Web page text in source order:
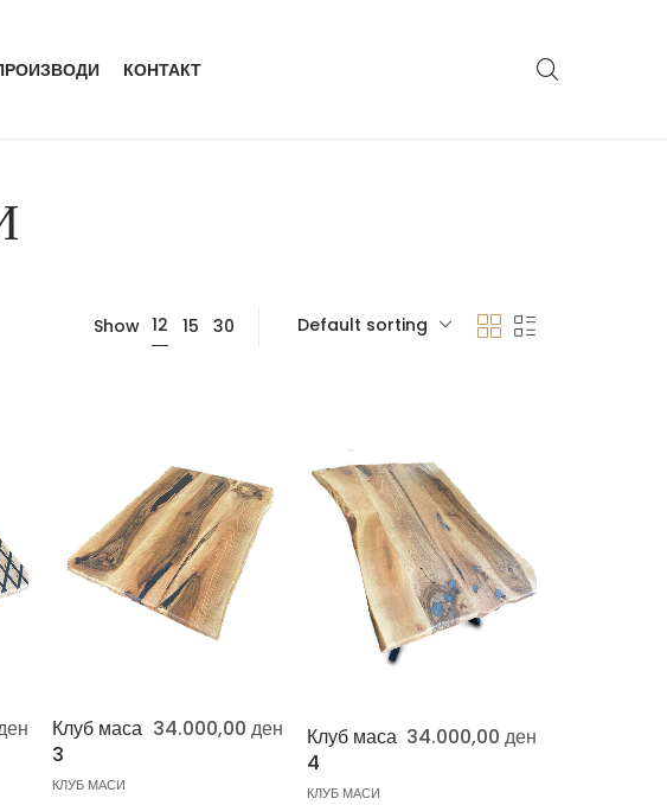
КОНТАКТ
Show 12 15 30 Default sorting
Клуб маса
3
КЛУБ МАСИ
34.000,00 ден
Клуб маса
4
КЛУБ МАСИ
34.000,00 ден